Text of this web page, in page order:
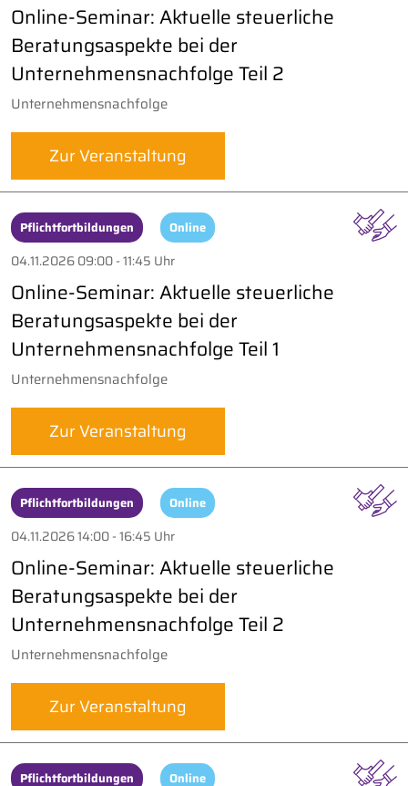
Online-Seminar: Aktuelle steuerliche
Beratungsaspekte bei der
Unternehmensnachfolge Teil 2
Unternehmensnachfolge
Zur Veranstaltung
Pflichtfortbildungen Online
04.11.2026 09:00 - 11:45 Uhr
Online-Seminar: Aktuelle steuerliche
Beratungsaspekte bei der
Unternehmensnachfolge Teil 1
Unternehmensnachfolge
Zur Veranstaltung
Pflichtfortbildungen Online
04.11.2026 14:00 - 16:45 Uhr
Online-Seminar: Aktuelle steuerliche
Beratungsaspekte bei der
Unternehmensnachfolge Teil 2
Unternehmensnachfolge
Zur Veranstaltung
Pflichtfortbildungen Online